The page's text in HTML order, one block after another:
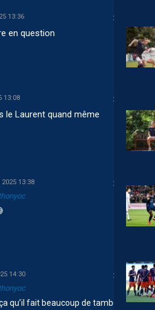
13:36
en question
13:08
le Laurent quand même
13:38
14:30
qu’il fait beaucoup de tambouille